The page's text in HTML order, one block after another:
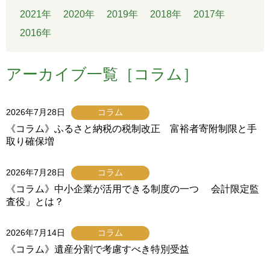
2021年
2020年 2019年 2018年
2017年
2016年
アーカイブ一覧［コラム］
2026年7月28日 コラム
《コラム》ふるさと納税の税制改正 富裕者寄附制限と手
取り確保増
2026年7月28日 コラム
《コラム》中小企業が活用できる制度の一つ 会計限定監
査役」とは？
2026年7月14日 コラム
《コラム》遺産分割で考慮すべき特別受益